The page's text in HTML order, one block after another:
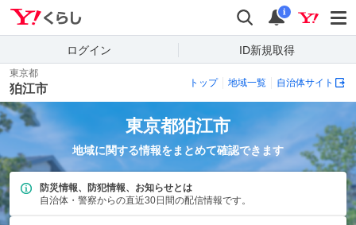
検索 通知
i
ログイン ID新規取得
東京都
狛江市 トップ 地域一覧 自治体サイト
東京都狛江市
地域に関する情報をまとめて確認できます
防災情報、防犯情報、お知らせとは
自治体・警察からの直近30日間の配信情報です。